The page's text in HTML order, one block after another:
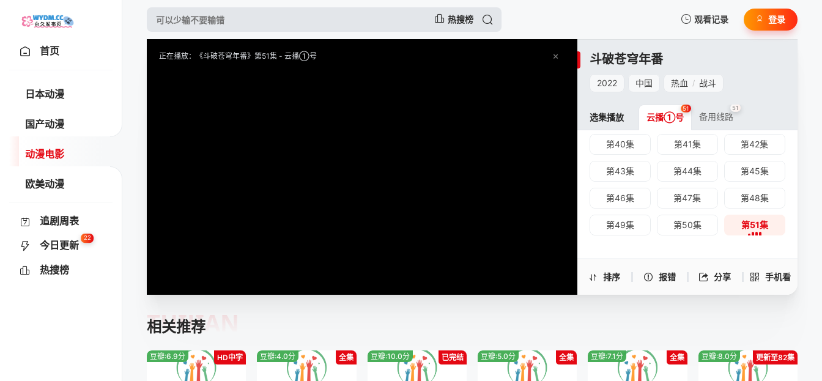
热搜榜 观看记录
我的观影记录
暂无观看影片的记录
登录
首页
日本动漫
国产动漫
动漫电影
欧美动漫
追剧周表
今日更新
22
热搜榜
正在播放：《斗破苍穹年番》第51集 - 云播①号 斗破苍穹年番
2022 中国 热血 / 战斗
排序 报错 分享 手机看
手机扫一扫继续看
选集播放 云播①号
51
备用线路
51
第27集
第30集
第31集
第35集
第37集 第38集
第40集 第41集 第42集
第43集 第44集 第45集
第46集 第47集 第48集
第49集 第50集 第51集
相关推荐
TUIJIAN
HD中字
豆瓣:6.9分 全集
豆瓣:4.0分 已完结
豆瓣:10.0分 全集
豆瓣:5.0分 全集
豆瓣:7.1分 更新至82集
豆瓣:8.0分